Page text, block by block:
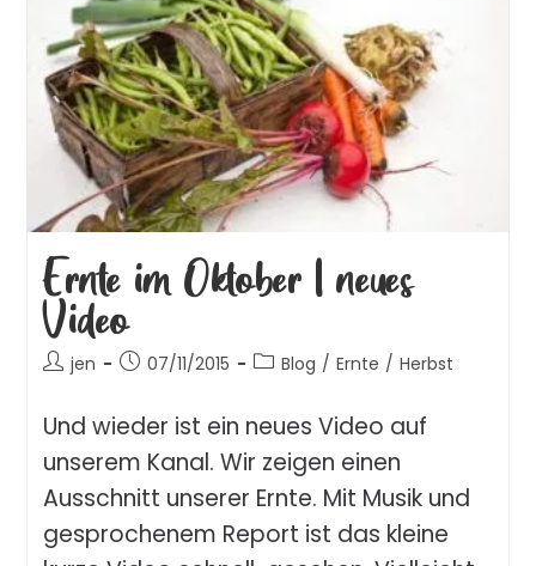
Ernte im Oktober | neues
Video
jen 07/11/2015 Blog / Ernte / Herbst
Und wieder ist ein neues Video auf
unserem Kanal. Wir zeigen einen
Ausschnitt unserer Ernte. Mit Musik und
gesprochenem Report ist das kleine